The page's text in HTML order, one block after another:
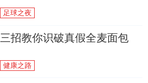
足球之夜
三招教你识破真假全麦面包
健康之路